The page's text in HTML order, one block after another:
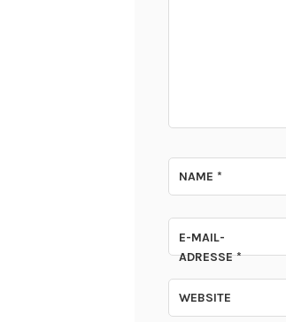
NAME *
E-MAIL-
ADRESSE*
WEBSITE